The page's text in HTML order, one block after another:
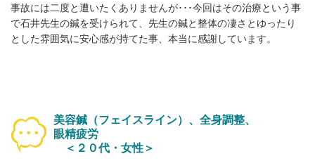
事故には二度と遭いたくありませんが･･･今回はその治療という事
で石井先生の鍼を受けられて、先生の鍼と整体の凄さとゆったり
とした雰囲気に安心感が持てた事、本当に感謝しています。
美容鍼（フェイスライン）、全身調整、
眼精疲労
＜２０代・女性＞